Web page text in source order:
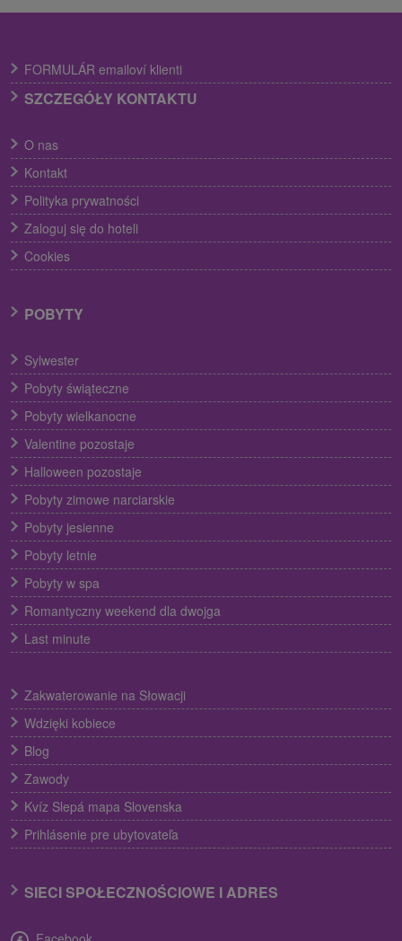
FORMULÁR emailoví klienti
SZCZEGÓŁY KONTAKTU
O nas
Kontakt
Polityka prywatności
Zaloguj się do hoteli
Cookies
POBYTY
Sylwester
Pobyty świąteczne
Pobyty wielkanocne
Valentine pozostaje
Halloween pozostaje
Pobyty zimowe narciarskie
Pobyty jesienne
Pobyty letnie
Pobyty w spa
Romantyczny weekend dla dwojga
Last minute
Zakwaterowanie na Słowacji
Wdzięki kobiece
Blog
Zawody
Kvíz Slepá mapa Slovenska
Prihlásenie pre ubytovateľa
SIECI SPOŁECZNOŚCIOWE I ADRES